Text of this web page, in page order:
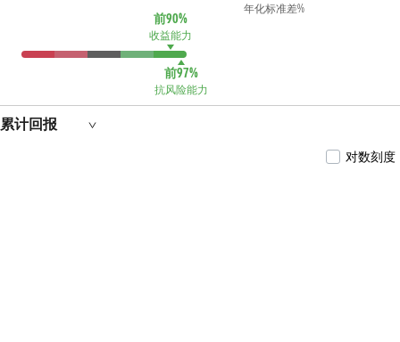
前90%
收益能力
前97%
抗风险能力
年化标准差%
累计回报
对数刻度